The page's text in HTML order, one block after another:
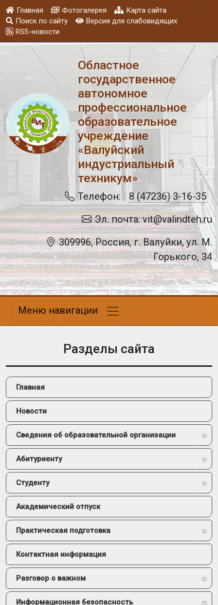
Главная Фотогалерея
Карта сайта
Поиск по сайту
Версия для слабовидящих
RSS-новости
Областное
государственное
автономное
профессиональное
образовательное
учреждение
«Валуйский
индустриальный
техникум»
Телефон:
8 (47236) 3-16-35
Эл. почта: vit@valindteh.ru
309996, Россия, г. Валуйки, ул. М.
Горького, 34
Меню навигации
Разделы сайта
Главная
Новости
Сведения об образовательной организации
Абитуриенту
Студенту
Академический отпуск
Практическая подготовка
Контактная информация
Разговор о важном
Информационная безопасность